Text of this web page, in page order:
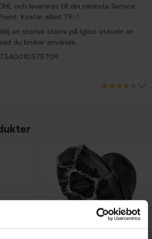
DHL och levereras till din närmsta Service
Point. Kostar alltid 79:-!
en storlek större på Igloo-stöveln än
du brukar använda.
7340010375709